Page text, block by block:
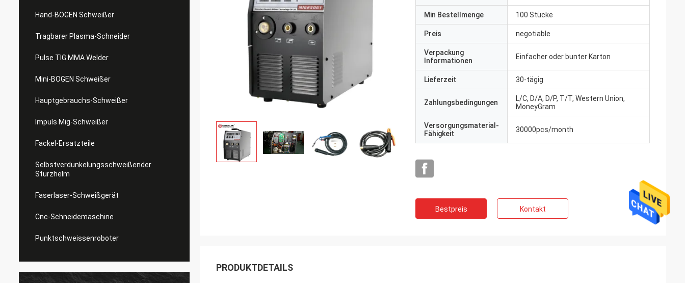
Hand-BOGEN Schweißer
Tragbarer Plasma-Schneider
Pulse TIG MMA Welder
Mini-BOGEN Schweißer
Hauptgebrauchs-Schweißer
Impuls Mig-Schweißer
Fackel-Ersatzteile
Selbstverdunkelungsschweißender
Sturzhelm
Faserlaser-Schweißgerät
Cnc-Schneidemaschine
Punktschweissenroboter
Min Bestellmenge 100 Stücke
Preis negotiable
Verpackung
Informationen
Einfacher oder bunter Karton
Lieferzeit 30-tägig
Zahlungsbedingungen
L/C, D/A, D/P, T/T, Western Union,
MoneyGram
Versorgungsmaterial-
Fähigkeit
30000pcs/month
Bestpreis Kontakt
PRODUKTDETAILS